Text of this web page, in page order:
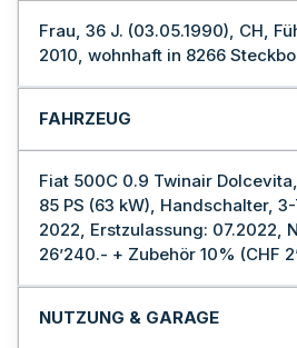
Frau, 36 J. (03.05.1990), CH,
2010, wohnhaft in 8266
FAHRZEUG
Fiat 500C 0.9 Twinair
85 PS (63 kW), Handschalter,
2022, Erstzulassung: 07.2022,
26’240.- + Zubehör 10% (CHF
NUTZUNG & GARAGE